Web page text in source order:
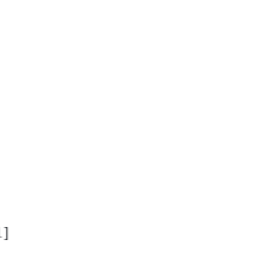
[ads1]